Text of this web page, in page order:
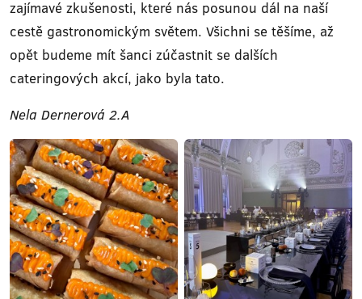
zajímavé zkušenosti, které nás posunou dál na naší
cestě gastronomickým světem. Všichni se těšíme, až
opět budeme mít šanci zúčastnit se dalších
cateringových akcí, jako byla tato.
Nela Dernerová 2.A